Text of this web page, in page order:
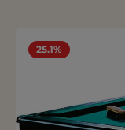
25.1%